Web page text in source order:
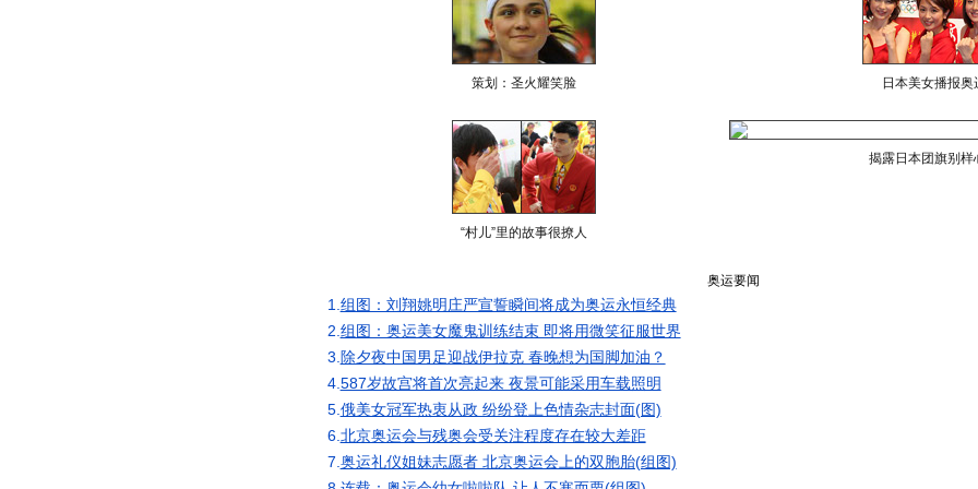
策划：圣火耀笑脸 日本美女播报奥
“村儿”里的故事很撩人
揭露日本团旗别样
奥运要闻
1. 组图：刘翔姚明庄严宣誓瞬间将成为奥运永恒经典
2. 组图：奥运美女魔鬼训练结束 即将用微笑征服世界
3. 除夕夜中国男足迎战伊拉克 春晚想为国脚加油？
4. 587岁故宫将首次亮起来 夜景可能采用车载照明
5. 俄美女冠军热衷从政 纷纷登上色情杂志封面(图)
6. 北京奥运会与残奥会受关注程度存在较大差距
7. 奥运礼仪姐妹志愿者 北京奥运会上的双胞胎(组图)